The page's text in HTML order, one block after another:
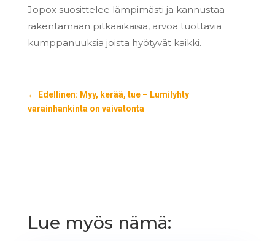
Jopox suosittelee lämpimästi ja kannustaa
rakentamaan pitkäaikaisia, arvoa tuottavia
kumppanuuksia joista hyötyvät kaikki.
← Edellinen: Myy, kerää, tue – Lumilyhty
varainhankinta on vaivatonta
Lue myös nämä: